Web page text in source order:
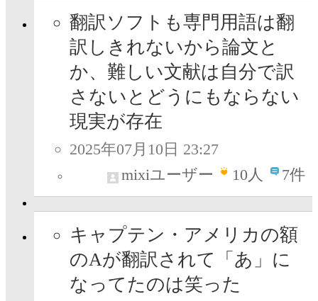
翻訳ソフトも専門用語は翻
訳しきれないから論文と
か、難しい文献は自分で訳
さないとどうにもならない
現実が存在
2025年07月10日 23:27
mixiユーザー
10人 7件
キャプテン・アメリカの額
のAが翻訳されて「あ」に
なってたのは笑った